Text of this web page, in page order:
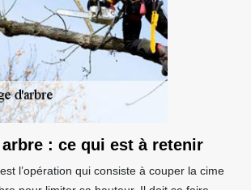
arbre : ce qui est à retenir
l’opération qui consiste à couper la cime